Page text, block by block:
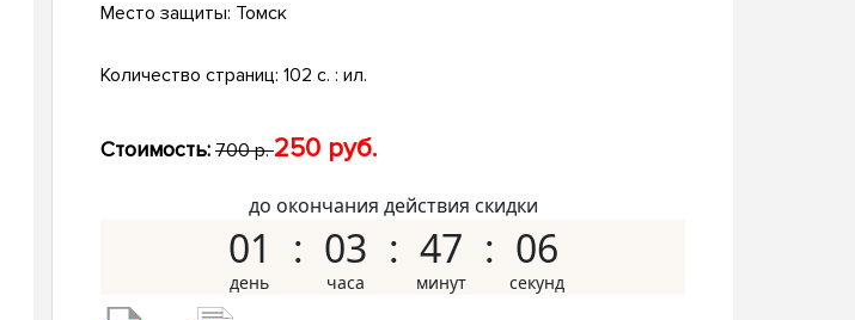
Место защиты: Томск
Количество страниц: 102 с. : ил.
Стоимость: 700 р.250 руб.
до окончания действия скидки
01 03 47 05